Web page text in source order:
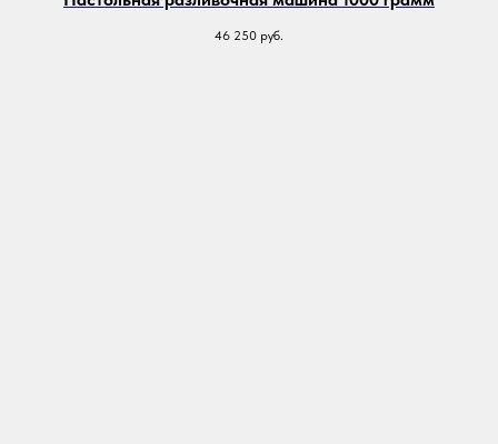
46 250 руб.